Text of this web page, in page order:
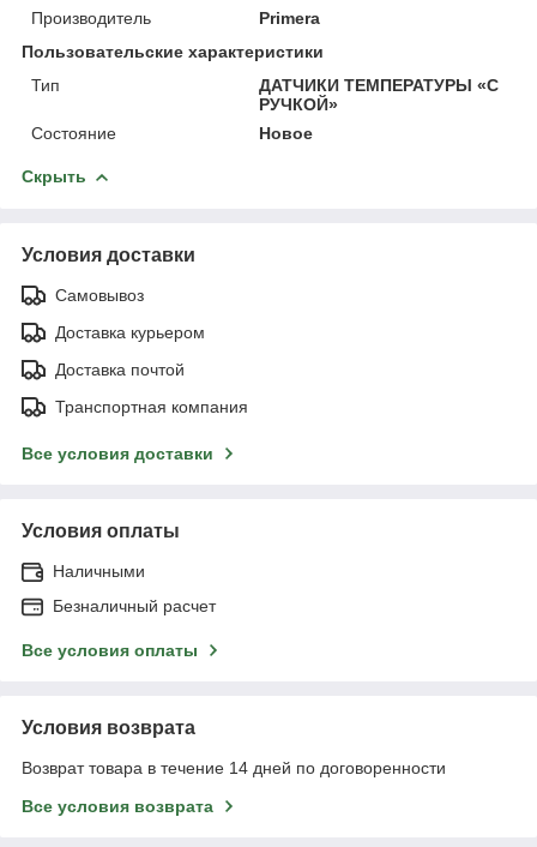
Производитель
Primera
Пользовательские характеристики
Тип
ДАТЧИКИ ТЕМПЕРАТУРЫ «С
РУЧКОЙ»
Состояние
Новое
Скрыть
Условия доставки
Самовывоз
Доставка курьером
Доставка почтой
Транспортная компания
Все условия доставки
Условия оплаты
Наличными
Безналичный расчет
Все условия оплаты
Условия возврата
Возврат товара в течение 14 дней по договоренности
Все условия возврата